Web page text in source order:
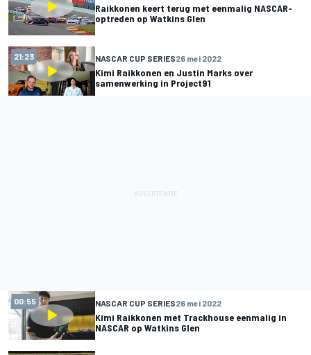
Raikkonen keert terug met eenmalig NASCAR-
optreden op Watkins Glen
21:23 NASCAR CUP SERIES26 mei 2022
Kimi Raikkonen en Justin Marks over
samenwerking in Project91
00:55 NASCAR CUP SERIES26 mei 2022
Kimi Raikkonen met Trackhouse eenmalig in
NASCAR op Watkins Glen